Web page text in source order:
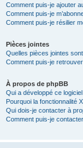
Comment puis-je ajouter
Comment puis-je
Comment puis-je résilier
Pièces jointes
Quelles pièces jointes
Comment puis-je
À propos de phpBB
Qui a développé ce
Pourquoi la fonctionnalité
Qui dois-je contacter à
Comment puis-je